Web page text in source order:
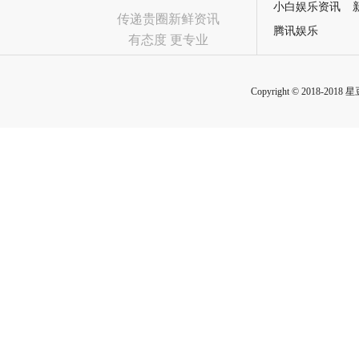
传递贵圈新鲜资讯
有态度 更专业
小白娱乐资讯
腾讯娱乐
Copyright © 2018-2018